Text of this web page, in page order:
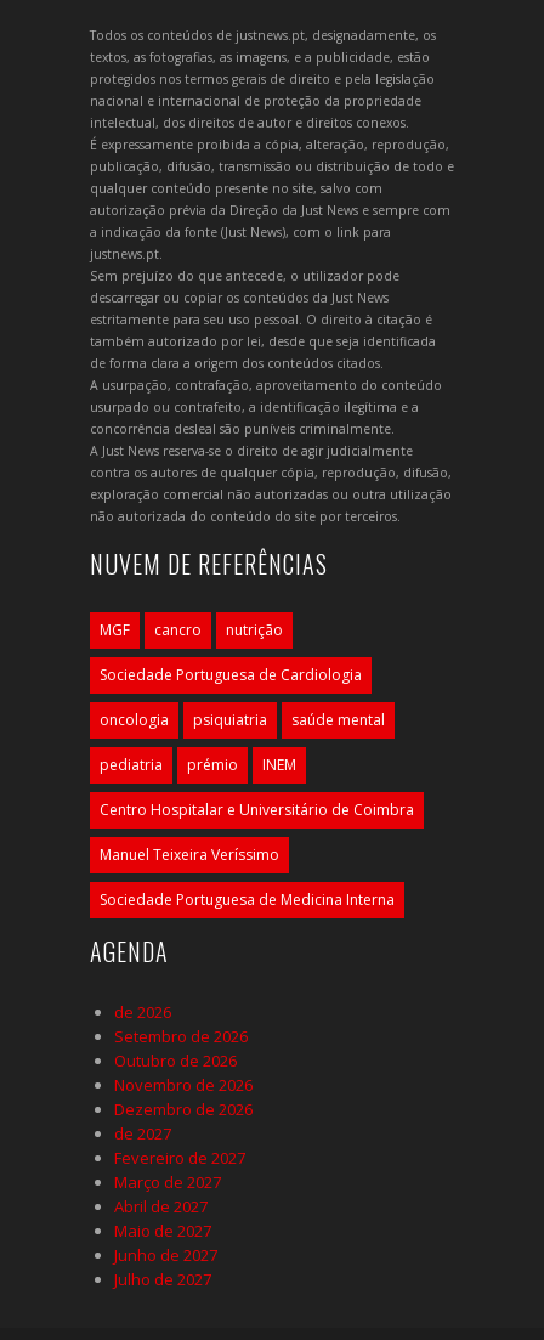
Todos os conteúdos de justnews.pt, designadamente, os
textos, as fotografias, as imagens, e a publicidade, estão
protegidos nos termos gerais de direito e pela legislação
nacional e internacional de proteção da propriedade
intelectual, dos direitos de autor e direitos conexos.
É expressamente proibida a cópia, alteração, reprodução,
publicação, difusão, transmissão ou distribuição de todo e
qualquer conteúdo presente no site, salvo com
autorização prévia da Direção da Just News e sempre com
a indicação da fonte (Just News), com o link para
justnews.pt.
Sem prejuízo do que antecede, o utilizador pode
descarregar ou copiar os conteúdos da Just News
estritamente para seu uso pessoal. O direito à citação é
também autorizado por lei, desde que seja identificada
de forma clara a origem dos conteúdos citados.
A usurpação, contrafação, aproveitamento do conteúdo
usurpado ou contrafeito, a identificação ilegítima e a
concorrência desleal são puníveis criminalmente.
A Just News reserva-se o direito de agir judicialmente
contra os autores de qualquer cópia, reprodução, difusão,
exploração comercial não autorizadas ou outra utilização
não autorizada do conteúdo do site por terceiros.
NUVEM DE REFERÊNCIAS
MGF cancro nutrição
Sociedade Portuguesa de Cardiologia
oncologia psiquiatria saúde mental
pediatria prémio INEM
Centro Hospitalar e Universitário de Coimbra
Manuel Teixeira Veríssimo
Sociedade Portuguesa de Medicina Interna
AGENDA
de 2026
Setembro de 2026
Outubro de 2026
Novembro de 2026
Dezembro de 2026
de 2027
Fevereiro de 2027
Março de 2027
Abril de 2027
Maio de 2027
Junho de 2027
Julho de 2027